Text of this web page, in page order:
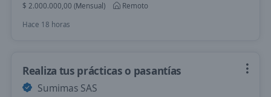
$ 2.000.000,00 (Mensual)
Remoto
Hace 18 horas
Realiza tus prácticas o pasantías
Sumimas SAS